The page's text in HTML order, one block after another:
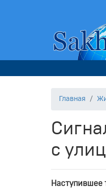
Главная
с
Наступившее